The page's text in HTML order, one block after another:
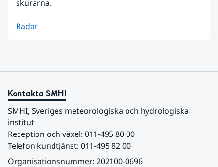
skurarna.
Radar
Kontakta SMHI
SMHI, Sveriges meteorologiska och hydrologiska
institut
Reception och växel: 011-495 80 00
Telefon kundtjänst: 011-495 82 00
Organisationsnummer: 202100-0696